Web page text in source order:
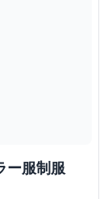
ー服制服